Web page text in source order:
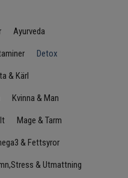
Ayurveda
Detox
& Kärl
Kvinna & Man
Mage & Tarm
& Fettsyror
& Utmattning